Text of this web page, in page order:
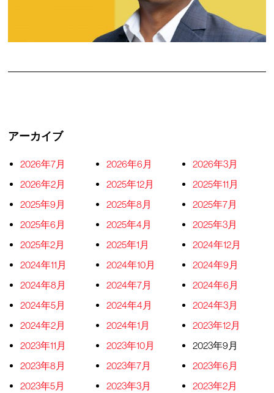
アーカイブ
2026年7月 2026年6月
2026年3月
2026年2月
2025年12月
2025年11月
2025年9月
2025年8月
2025年7月
2025年6月
2025年4月
2025年3月
2025年2月
2025年1月
2024年12月
2024年11月
2024年10月
2024年9月
2024年8月
2024年7月
2024年6月
2024年5月
2024年4月
2024年3月
2024年2月
2024年1月
2023年12月
2023年11月
2023年10月
2023年9月
2023年8月
2023年7月
2023年6月
2023年5月
2023年3月
2023年2月